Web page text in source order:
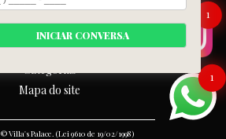
Blog
Galeria
Contato
Categorias
Mapa do site
Villa's Palace. (Lei 9610 de 19/02/1998)
1
INICIAR CONVERSA
1